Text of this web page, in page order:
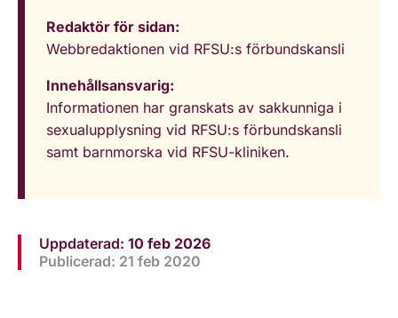
Redaktör för sidan:
Webbredaktionen vid RFSU:s förbundskansli
Innehållsansvarig:
Informationen har granskats av sakkunniga i
sexualupplysning vid RFSU:s förbundskansli
samt barnmorska vid RFSU-kliniken.
Uppdaterad: 10 feb 2026
Publicerad: 21 feb 2020